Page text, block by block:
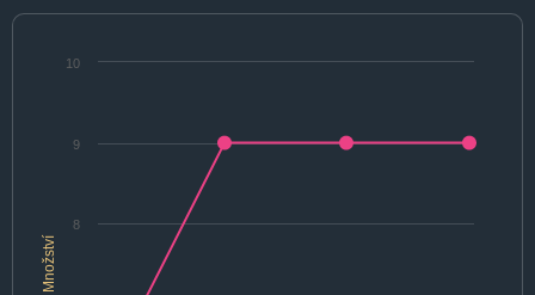
Množství
8
9
10